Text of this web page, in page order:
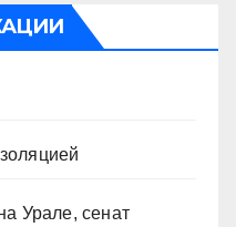
Урале, сенат